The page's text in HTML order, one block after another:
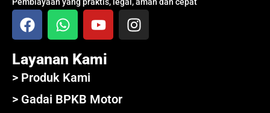
Layanan Kami
> Produk Kami
> Gadai BPKB Motor